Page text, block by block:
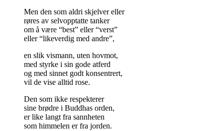
Men den som aldri skjelver eller
røres av selvopptatte tanker
om å være “best” eller “verst”
eller “likeverdig med andre”,
en slik vismann, uten hovmot,
med styrke i sin gode atferd
og med sinnet godt konsentrert,
vil de vise alltid rose.
Den som ikke respekterer
sine brødre i Buddhas orden,
er like langt fra sannheten
som himmelen er fra jorden.